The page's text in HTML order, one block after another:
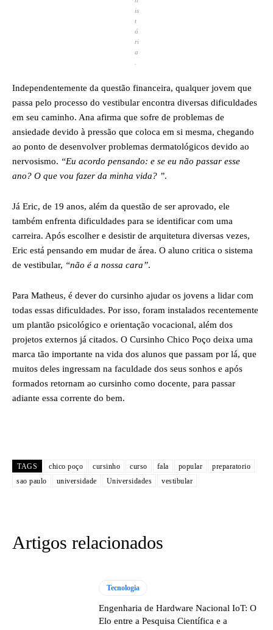
is
t
ó
ri
a
Independentemente da questão financeira, qualquer jovem que
passa pelo processo do vestibular encontra diversas dificuldades
em seu caminho. Ana afirma que sofre de problemas de
ansiedade devido à pressão que coloca em si mesma, chegando
ao ponto de desenvolver problemas dermatológicos devido ao
nervosismo. “Eu acordo pensando: e se eu não passar esse
ano? O que vou fazer da minha vida? ”.
Já Eric, de 19 anos, além da questão de ser aprovado, ele
também enfrenta dificuldades para se identificar com uma
carreira. Após escolher e desistir de arquitetura diversas vezes,
Eric está pensando em mudar de área. O aluno critica o sistema
de vestibular, “não é a nossa cara”.
Para Matheus, é dever do cursinho ajudar os jovens a lidar com
todas essas dificuldades. Por isso, foram instalados recentemente
um plantão psicológico e orientação vocacional, além dos
projetos externos já citados. O Cursinho Chico Poço deixa uma
marca tão importante na vida dos alunos que passam por lá, que
muitos deles ingressam na faculdade dos seus sonhos e após
formados retornam ao cursinho como docente, para passar
adiante essa corrente do bem.
TAGS chico poço cursinho curso fala popular
preparatorio
sao paulo
universidade Universidades vestibular
Artigos relacionados
Tecnologia
Engenharia de Hardware Nacional IoT: O
Elo entre a Pesquisa Científica e a